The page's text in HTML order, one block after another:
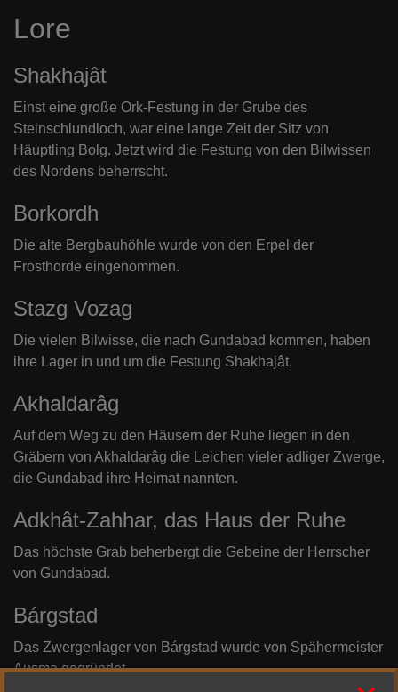
Lore
Shakhajât
Einst eine große Ork-Festung in der Grube des
Steinschlundloch, war eine lange Zeit der Sitz von
Häuptling Bolg. Jetzt wird die Festung von den Bilwissen
des Nordens beherrscht.
Borkordh
Die alte Bergbauhöhle wurde von den Erpel der
Frosthorde eingenommen.
Stazg Vozag
Die vielen Bilwisse, die nach Gundabad kommen, haben
ihre Lager in und um die Festung Shakhajât.
Akhaldarâg
Auf dem Weg zu den Häusern der Ruhe liegen in den
Gräbern von Akhaldarâg die Leichen vieler adliger Zwerge,
die Gundabad ihre Heimat nannten.
Adkhât-Zahhar, das Haus der Ruhe
Das höchste Grab beherbergt die Gebeine der Herrscher
von Gundabad.
Bárgstad
Das Zwergenlager von Bárgstad wurde von Spähermeister
Ausma gegründet.